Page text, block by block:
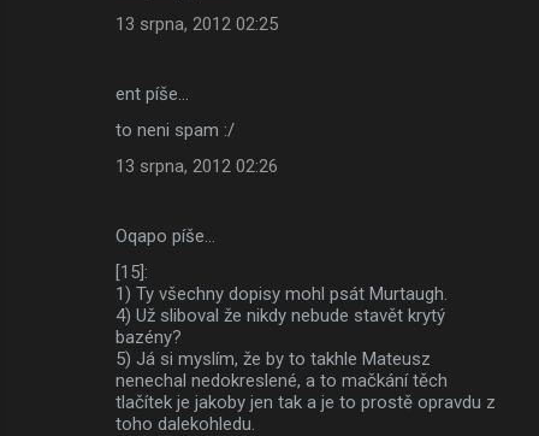
13 srpna, 2012 02:25
ent píše…
to neni spam :/
13 srpna, 2012 02:26
Oqapo píše…
[15]:
1) Ty všechny dopisy mohl psát Murtaugh.
4) Už sliboval že nikdy nebude stavět krytý
bazény?
5) Já si myslím, že by to takhle Mateusz
nenechal nedokreslené, a to mačkání těch
tlačítek je jakoby jen tak a je to prostě opravdu z
toho dalekohledu.